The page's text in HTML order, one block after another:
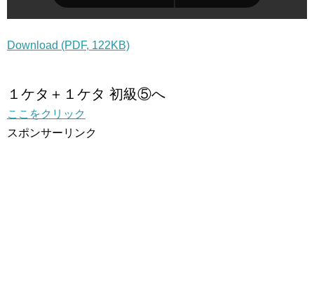
Download (PDF, 122KB)
１ケタ＋１ケタ 初級⑤へ
ここをクリック
スポンサーリンク